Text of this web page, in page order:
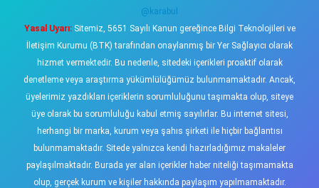
@karabul
Yasal Uyarı:Sitemiz, 5651 Sayılı Kanun gereğince Bilgi Teknolojileri ve
İletişim Kurumu (BTK) tarafından onaylanmış bir Yer Sağlayıcı olarak
hizmet vermektedir. Bu nedenle, sitedeki içerikleri proaktif olarak
denetleme veya araştırma yükümlülüğümüz bulunmamaktadır. Ancak,
üyelerimiz yazdıkları içeriklerin sorumluluğunu taşımakta olup, siteye
üye olarak bu sorumluluğu kabul etmiş sayılırlar. Bu internet sitesi,
herhangi bir marka, kurum veya şahıs şirketi ile hiçbir bağlantısı
bulunmamaktadır. Sitede yalnızca kendi hazırladığımız makaleler
paylaşılmaktadır. Burada yer alan içerikler haber niteliği taşımamakta
olup, gerçek kurum ve kişiler hakkında paylaşım yapılmamaktadır.